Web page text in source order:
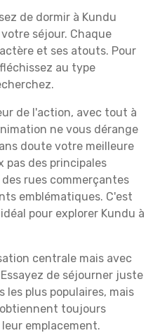
de dormir à Kundu
séjour. Chaque
et ses atouts. Pour
au type
de l'action, avec tout à
ne vous dérange
doute votre meilleure
pas des principales
rues commerçantes
emblématiques. C'est
pour explorer Kundu à
centrale mais avec
de séjourner juste
les plus populaires, mais
toujours
emplacement.